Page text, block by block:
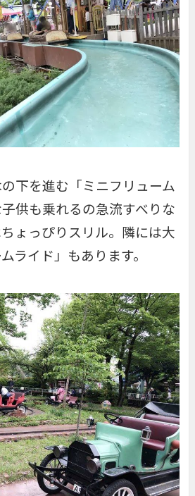
下を進む「ミニフリューム
供も乗れるの急流すべりな
ょっぴりスリル。隣には大
ライド」もあります。